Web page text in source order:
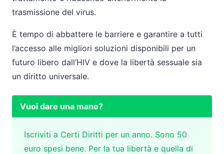
trasmissione del virus.
È tempo di abbattere le barriere e garantire a tutti
l’accesso alle migliori soluzioni disponibili per un
futuro libero dall’HIV e dove la libertà sessuale sia
un diritto universale.
Vuoi dare una mano?
Iscriviti a Certi Diritti per un anno. Sono 50
euro spesi bene. Per la tua libertà e quella di